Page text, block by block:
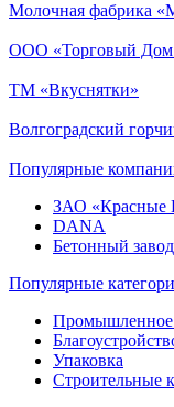
Молочная
ООО «Торговый Дом
ТМ «Вкуснятки»
Волгоградский
Популярные
ЗАО «Красные
DANA
Бетонный
Популярные
Промышленное
Упаковка
Строительные